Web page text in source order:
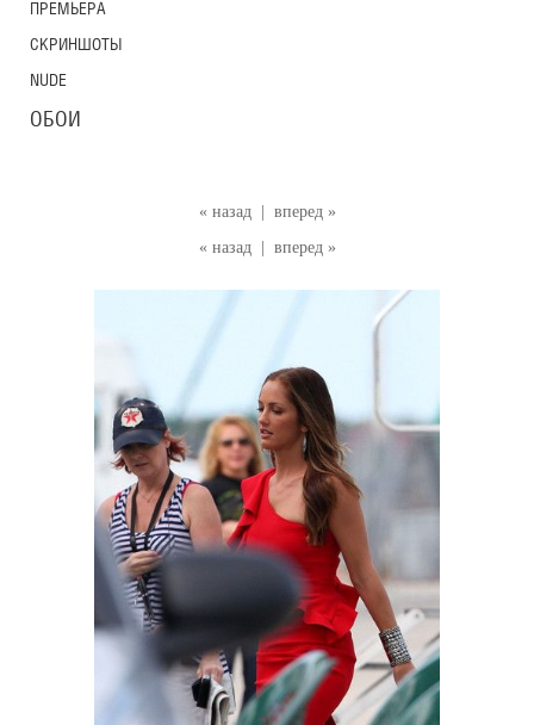
« назад
вперед »
« назад
вперед »
ПРЕМЬЕРА
СКРИНШОТЫ
NUDE
ОБОИ